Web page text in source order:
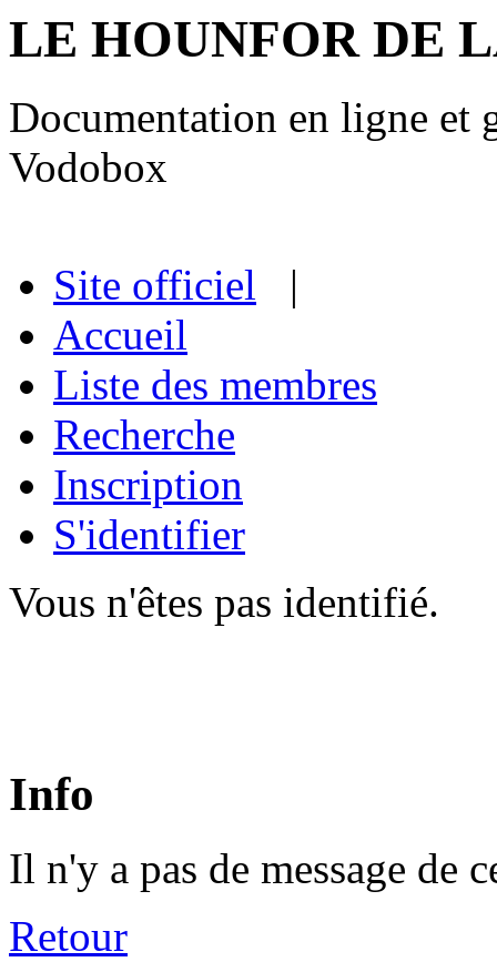
LE HOUNFOR DE
Documentation en ligne et
Vodobox
Site officiel |
Accueil
Liste des membres
Recherche
Inscription
S'identifier
Vous n'êtes pas identifié.
Info
Il n'y a pas de message de
Retour